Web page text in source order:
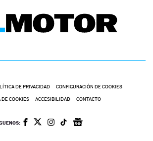
DE PRIVACIDAD CONFIGURACIÓN DE COOKIES
COOKIES ACCESIBILIDAD CONTACTO